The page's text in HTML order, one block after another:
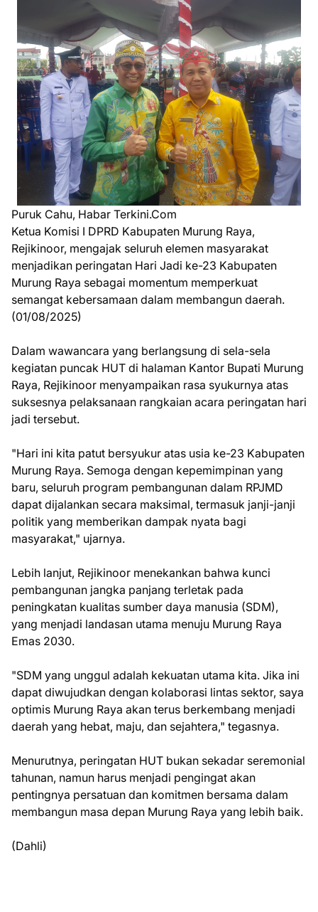
Puruk Cahu, Habar Terkini.Com
Ketua Komisi I DPRD Kabupaten Murung Raya,
Rejikinoor, mengajak seluruh elemen masyarakat
menjadikan peringatan Hari Jadi ke-23 Kabupaten
Murung Raya sebagai momentum memperkuat
semangat kebersamaan dalam membangun daerah.
(01/08/2025)
Dalam wawancara yang berlangsung di sela-sela
kegiatan puncak HUT di halaman Kantor Bupati Murung
Raya, Rejikinoor menyampaikan rasa syukurnya atas
suksesnya pelaksanaan rangkaian acara peringatan hari
jadi tersebut.
"Hari ini kita patut bersyukur atas usia ke-23 Kabupaten
Murung Raya. Semoga dengan kepemimpinan yang
baru, seluruh program pembangunan dalam RPJMD
dapat dijalankan secara maksimal, termasuk janji-janji
politik yang memberikan dampak nyata bagi
masyarakat," ujarnya.
Lebih lanjut, Rejikinoor menekankan bahwa kunci
pembangunan jangka panjang terletak pada
peningkatan kualitas sumber daya manusia (SDM),
yang menjadi landasan utama menuju Murung Raya
Emas 2030.
"SDM yang unggul adalah kekuatan utama kita. Jika ini
dapat diwujudkan dengan kolaborasi lintas sektor, saya
optimis Murung Raya akan terus berkembang menjadi
daerah yang hebat, maju, dan sejahtera," tegasnya.
Menurutnya, peringatan HUT bukan sekadar seremonial
tahunan, namun harus menjadi pengingat akan
pentingnya persatuan dan komitmen bersama dalam
membangun masa depan Murung Raya yang lebih baik.
(Dahli)